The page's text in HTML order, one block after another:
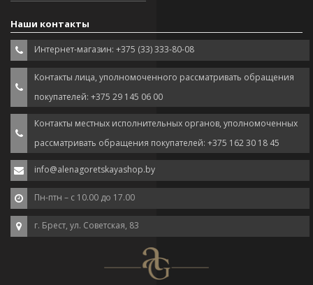
Наши контакты
Интернет-магазин: +375 (33) 333-80-08
Контакты лица, уполномоченного рассматривать обращения
покупателей: +375 29 145 06 00
Контакты местных исполнительных органов, уполномоченных
рассматривать обращения покупателей: +375 162 30 18 45
info@alenagoretskayashop.by
Пн-птн – с 10.00 до 17.00
г. Брест, ул. Советская, 83